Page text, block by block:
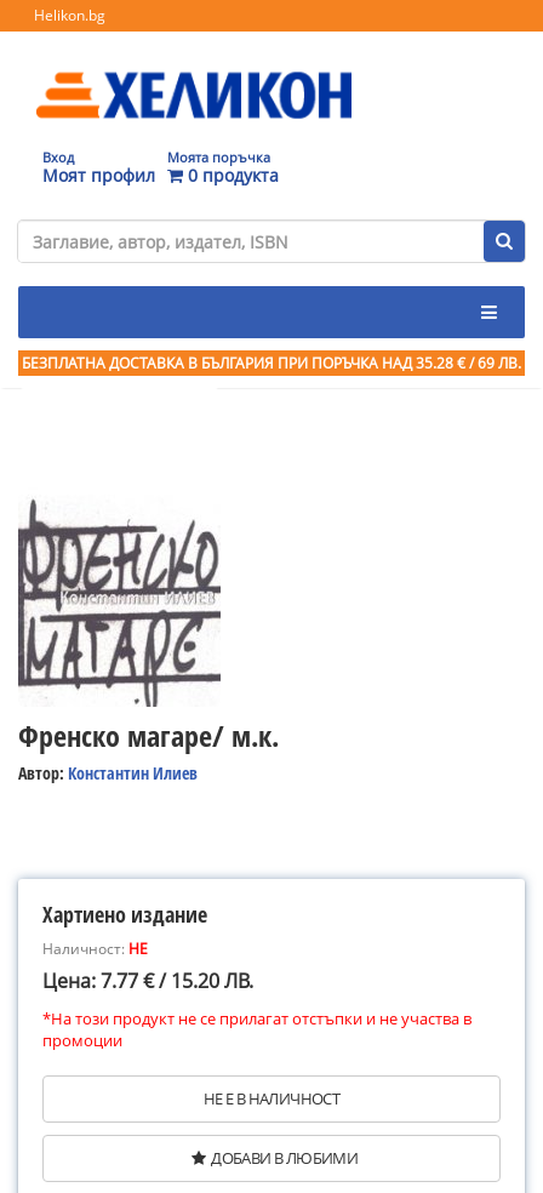
Helikon.bg
Вход
Моят профил
Моята поръчка
0 продукта
БЕЗПЛАТНА ДОСТАВКА В БЪЛГАРИЯ ПРИ ПОРЪЧКА НАД 35.28 € / 69 ЛВ.
Френско магаре/ м.к.
Автор: Константин Илиев
Хартиено издание
Наличност: НЕ
Цена: 7.77 € / 15.20 ЛВ.
*На този продукт не се прилагат отстъпки и не участва в
промоции
НЕ Е В НАЛИЧНОСТ
ДОБАВИ В ЛЮБИМИ